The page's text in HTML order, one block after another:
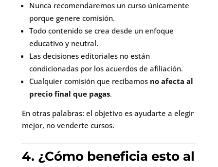
Nunca recomendaremos un curso únicamente
porque genere comisión.
Todo contenido se crea desde un enfoque
educativo y neutral.
Las decisiones editoriales no están
condicionadas por los acuerdos de afiliación.
Cualquier comisión que recibamos no afecta al
precio final que pagas.
En otras palabras: el objetivo es ayudarte a elegir
mejor, no venderte cursos.
4. ¿Cómo beneficia esto al